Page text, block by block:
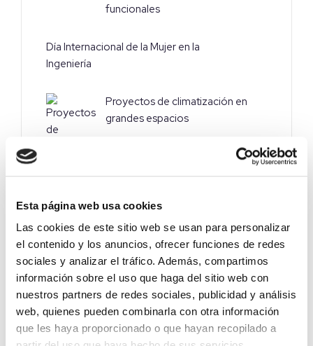
Esta página web usa cookies
Las cookies de este sitio web se usan para personalizar
el contenido y los anuncios, ofrecer funciones de redes
sociales y analizar el tráfico. Además, compartimos
información sobre el uso que haga del sitio web con
nuestros partners de redes sociales, publicidad y análisis
web, quienes pueden combinarla con otra información
que les haya proporcionado o que hayan recopilado a
funcionales
Día Internacional de la Mujer en la
Ingeniería
Proyectos de climatización en
grandes espacios